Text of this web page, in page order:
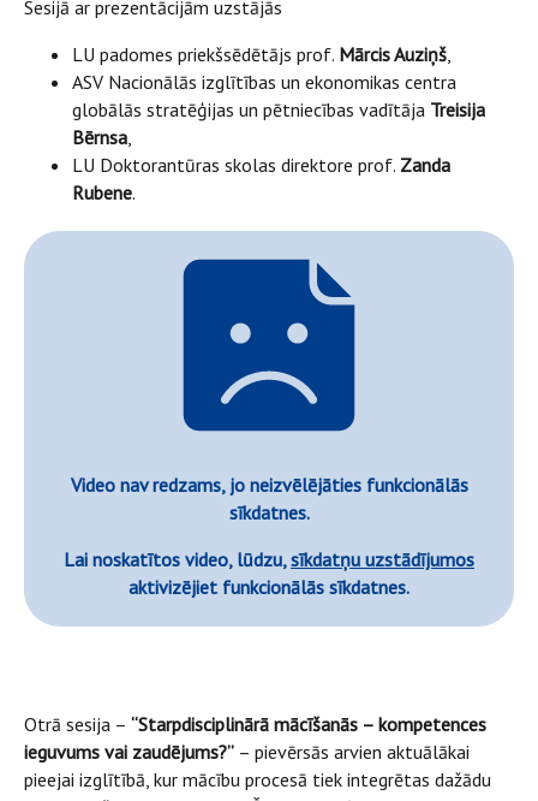
Sesijā ar prezentācijām uzstājās
LU padomes priekšsēdētājs prof. Mārcis Auziņš,
ASV Nacionālās izglītības un ekonomikas centra
globālās stratēģijas un pētniecības vadītāja Treisija
Bērnsa,
LU Doktorantūras skolas direktore prof. Zanda
Rubene.
Video nav redzams, jo neizvēlējāties funkcionālās
sīkdatnes.
Lai noskatītos video, lūdzu,sīkdatņu uzstādījumos
aktivizējiet funkcionālās sīkdatnes.
Otrā sesija – “Starpdisciplinārā mācīšanās – kompetences
ieguvums vai zaudējums?” – pievērsās arvien aktuālākai
pieejai izglītībā, kur mācību procesā tiek integrētas dažādu